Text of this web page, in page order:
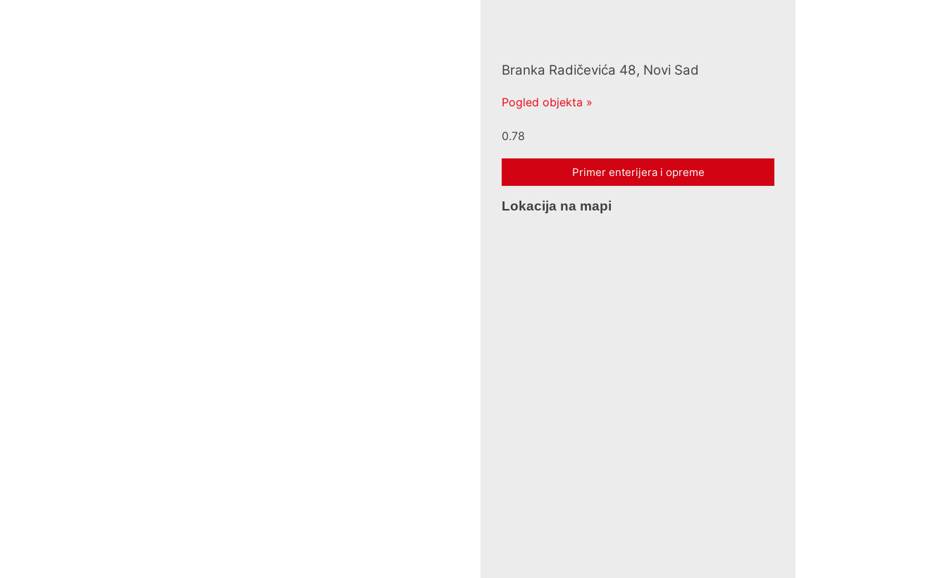
Branka Radičevića 48, Novi Sad
Pogled objekta »
Primer enterijera i opreme
Lokacija na mapi